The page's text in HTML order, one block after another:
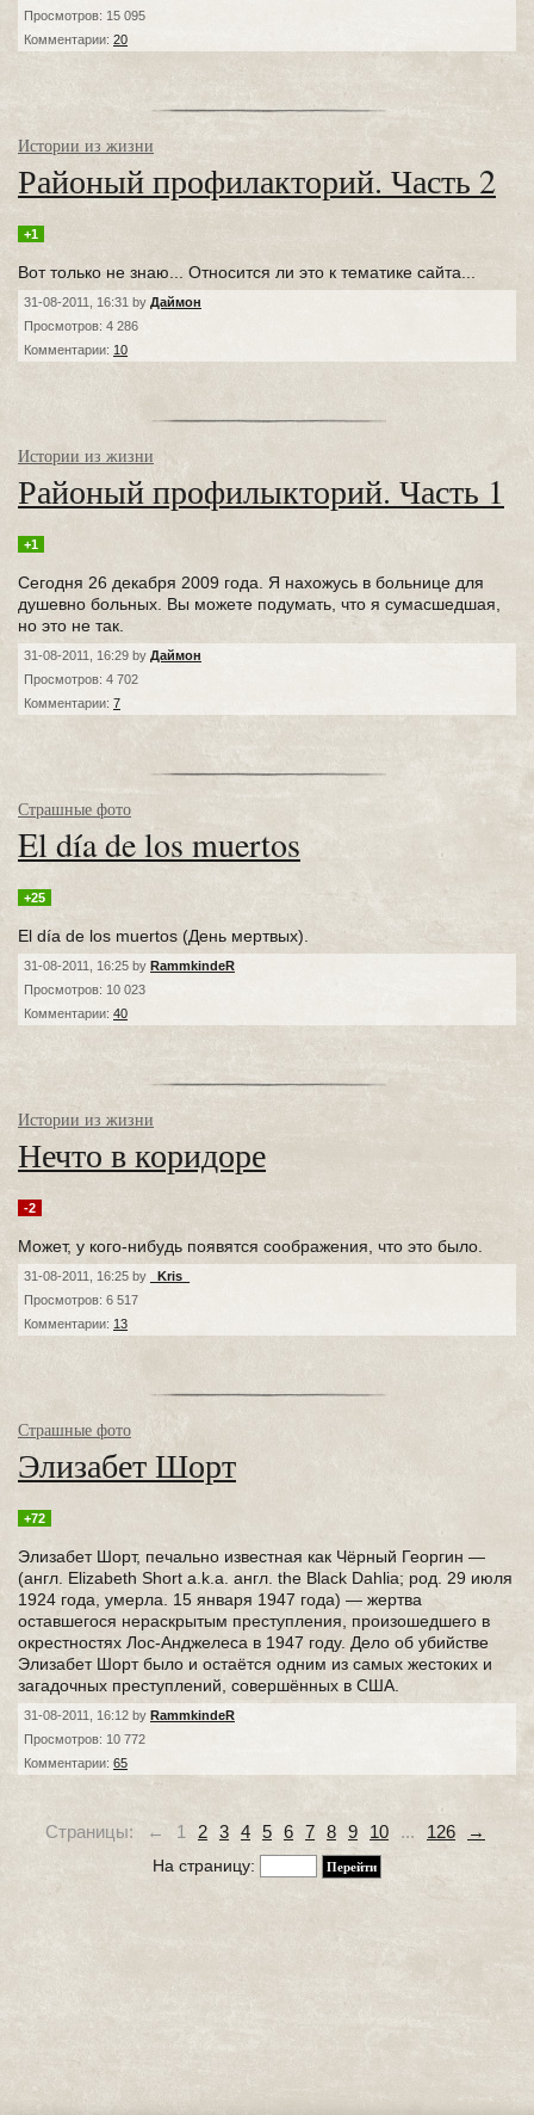
Просмотров: 15 095
Комментарии: 20
Истории из жизни
Районый профилакторий. Часть 2
+1
Вот только не знаю... Относится ли это к тематике сайта...
31-08-2011, 16:31 by Даймон
Просмотров: 4 286
Комментарии: 10
Истории из жизни
Районый профилыкторий. Часть 1
+1
Сегодня 26 декабря 2009 года. Я нахожусь в больнице для
душевно больных. Вы можете подумать, что я сумасшедшая,
но это не так.
31-08-2011, 16:29 by Даймон
Просмотров: 4 702
Комментарии: 7
Страшные фото
El día de los muertos
+25
El día de los muertos (День мертвых).
31-08-2011, 16:25 by RammkindeR
Просмотров: 10 023
Комментарии: 40
Истории из жизни
Нечто в коридоре
-2
Может, у кого-нибудь появятся соображения, что это было.
31-08-2011, 16:25 by
_Kris_
Просмотров: 6 517
Комментарии: 13
Страшные фото
Элизабет Шорт
+72
Элизабет Шорт, печально известная как Чёрный Георгин —
(англ. Elizabeth Short a.k.a. англ. the Black Dahlia; род. 29 июля
1924 года, умерла. 15 января 1947 года) — жертва
оставшегося нераскрытым преступления, произошедшего в
окрестностях Лос-Анджелеса в 1947 году. Дело об убийстве
Элизабет Шорт было и остаётся одним из самых жестоких и
загадочных преступлений, совершённых в США.
31-08-2011, 16:12 by RammkindeR
Просмотров: 10 772
Комментарии: 65
Страницы: ← 1 2 3 4 5 6 7 8 9 10 ... 126 →
На страницу: